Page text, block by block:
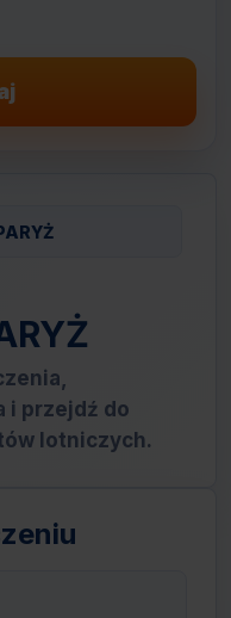
i przejdź do
lotniczych.